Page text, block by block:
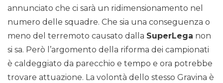
annunciato che ci sarà un ridimensionamento nel
numero delle squadre. Che sia una conseguenza o
meno del terremoto causato dalla SuperLega non
si sa. Però l’argomento della riforma dei campionati
è caldeggiato da parecchio e tempo e ora potrebbe
trovare attuazione. La volontà dello stesso Gravina è